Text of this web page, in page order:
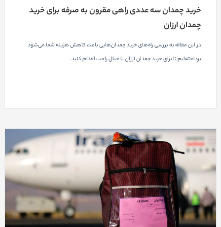
خرید چمدان سه عددی راهی مقرون به صرفه برای خرید
چمدان ارزان
در این مقاله به بررسی راه‌های خرید چمدان‌هایی باعث کاهش هزینه شما می‌شود
پرداخته‌ایم تا برای خرید چمدان ارزان با خیال راحت اقدام کنید.